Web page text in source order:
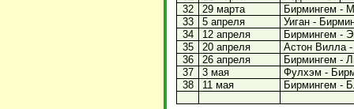
32
29 марта
Бирмингем -
33
5 апреля
Уиган -
34
12 апреля
Бирмингем -
35
20 апреля
Астон Вилла
36
26 апреля
Бирмингем -
37
3 мая
Фулхэм -
38
11 мая Бирмингем -